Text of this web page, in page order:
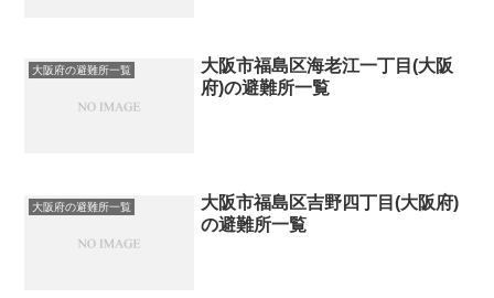
大阪府の避難所一覧
大阪市福島区海老江一丁目(大阪
府)の避難所一覧
大阪府の避難所一覧
大阪市福島区吉野四丁目(大阪府)
の避難所一覧